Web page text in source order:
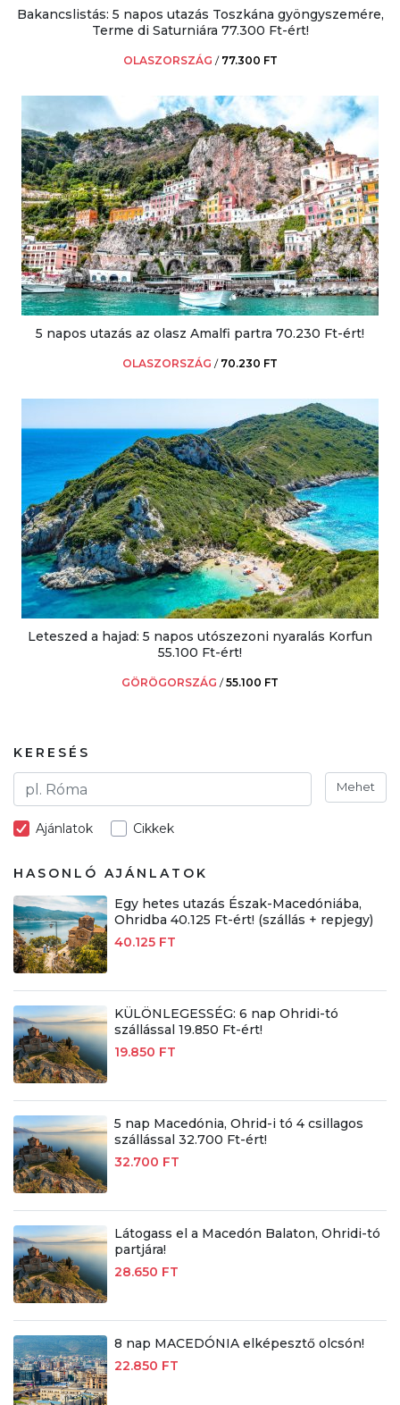
Bakancslistás: 5 napos utazás Toszkána gyöngyszemére,
Terme di Saturniára 77.300 Ft-ért!
OLASZORSZÁG / 77.300 FT
5 napos utazás az olasz Amalfi partra 70.230 Ft-ért!
OLASZORSZÁG / 70.230 FT
Leteszed a hajad: 5 napos utószezoni nyaralás Korfun
55.100 Ft-ért!
GÖRÖGORSZÁG /55.100 FT
KERESÉS
Mehet
Ajánlatok Cikkek
HASONLÓ AJÁNLATOK
Egy hetes utazás Észak-Macedóniába,
Ohridba 40.125 Ft-ért! (szállás + repjegy)
40.125 FT
KÜLÖNLEGESSÉG: 6 nap Ohridi-tó
szállással 19.850 Ft-ért!
19.850 FT
5 nap Macedónia, Ohrid-i tó 4 csillagos
szállással 32.700 Ft-ért!
32.700 FT
Látogass el a Macedón Balaton, Ohridi-tó
partjára!
28.650 FT
8 nap MACEDÓNIA elképesztő olcsón!
22.850 FT